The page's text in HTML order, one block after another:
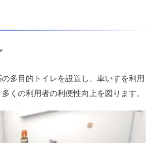
多目的トイレを設置し、車いすを利用
くの利用者の利便性向上を図ります。